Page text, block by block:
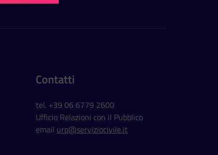
Contatti
tel. +39 06 6779 2600
Ufficio Relazioni con il Pubblico
email urp@serviziocivile.it